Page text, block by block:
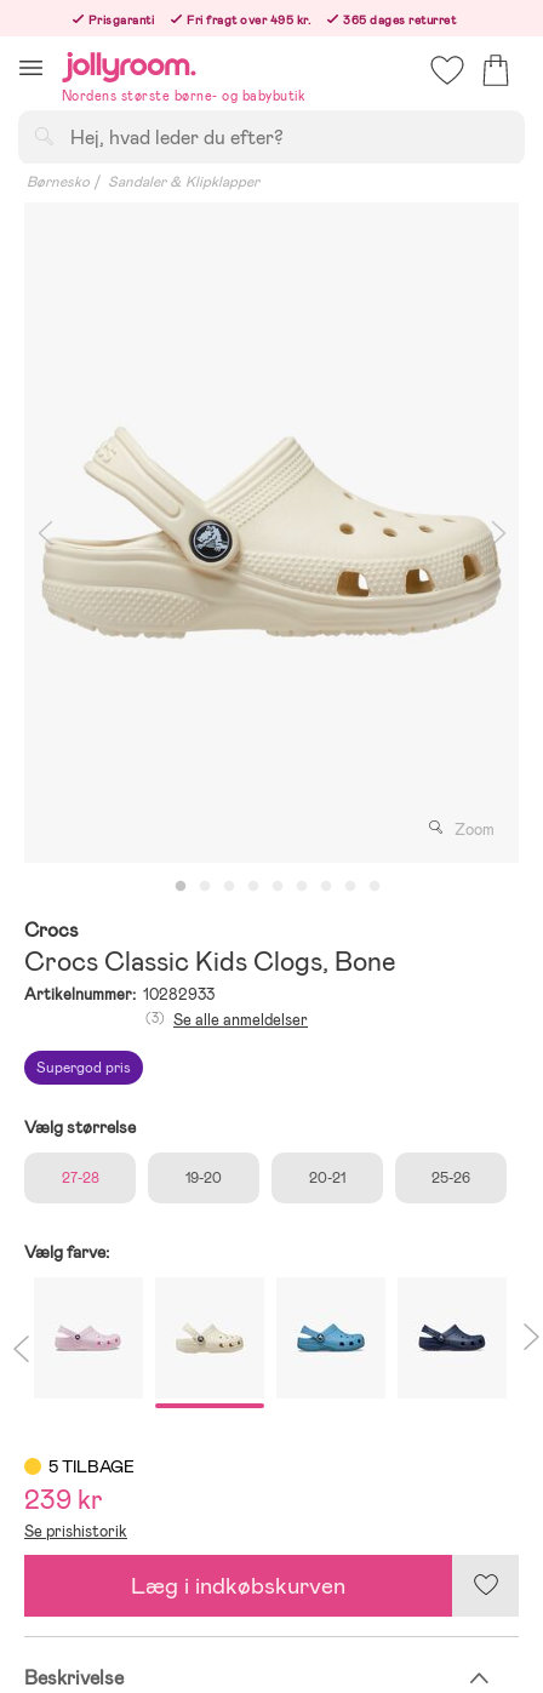
innehållet
Prisgaranti Fri fragt over 495 kr.
365 dages returret
Nordens største børne- og babybutik
Børnesko Sandaler & Klipklapper
Zoom
Crocs
Crocs Classic Kids Clogs, Bone
Artikelnummer: 10282933
Supergod pris
(3) Se alle anmeldelser
Vælg størrelse
27-28 19-20 20-21 25-26
Vælg farve:
5 TILBAGE
239 kr
Se prishistorik
Læg i indkøbskurven
Beskrivelse